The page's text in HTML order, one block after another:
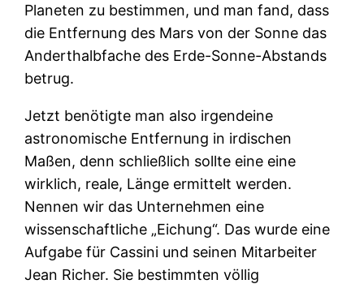
Planeten zu bestimmen, und man fand, dass
die Entfernung des Mars von der Sonne das
Anderthalbfache des Erde-Sonne-Abstands
betrug.
Jetzt benötigte man also irgendeine
astronomische Entfernung in irdischen
Maßen, denn schließlich sollte eine eine
wirklich, reale, Länge ermittelt werden.
Nennen wir das Unternehmen eine
wissenschaftliche „Eichung“. Das wurde eine
Aufgabe für Cassini und seinen Mitarbeiter
Jean Richer. Sie bestimmten völlig